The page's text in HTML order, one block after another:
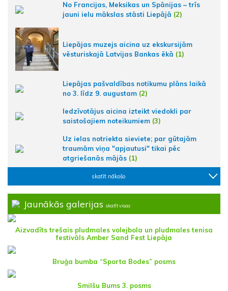
No Francijas, Meksikas un Spānijas – trīs
jauni ielu mākslas stāsti Liepājā (2)
Liepājas muzejs aicina uz ekskursijām
vēsturiskajā Latvijas Bankas ēkā (1)
Liepājas pašvaldības notikumu plāns laikā
no 3. līdz 9. augustam (2)
Iedzīvotājus aicina izteikt viedokli par
saistošajiem noteikumiem (3)
Uz ielas notriekta sieviete; par gūtajām
traumām viņa "apjautusi" tikai pēc
atgriešanās mājās (1)
skatīt nākošo
Jaunākās galerijas skatīt visas
Aizvadīts trešais pludmales volejbola un pludmales tenisa
festivāls Amber Sand Fest Liepāja
Bruģa bumba “Sporta Bodes” posms
Smilšu Bums 3. posms